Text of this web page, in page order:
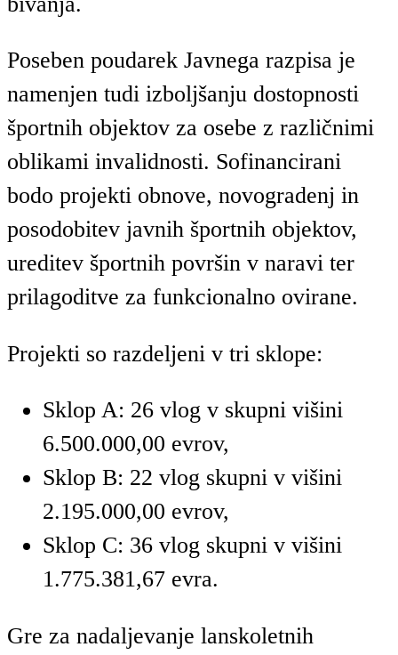
Poseben poudarek Javnega razpisa je
namenjen tudi izboljšanju dostopnosti
športnih objektov za osebe z različnimi
oblikami invalidnosti. Sofinancirani
bodo projekti obnove, novogradenj in
posodobitev javnih športnih objektov,
ureditev športnih površin v naravi ter
prilagoditve za funkcionalno ovirane.
Projekti so razdeljeni v tri sklope:
Sklop A: 26 vlog v skupni višini
6.500.000,00 evrov,
Sklop B: 22 vlog skupni v višini
2.195.000,00 evrov,
Sklop C: 36 vlog skupni v višini
1.775.381,67 evra.
Gre za nadaljevanje lanskoletnih